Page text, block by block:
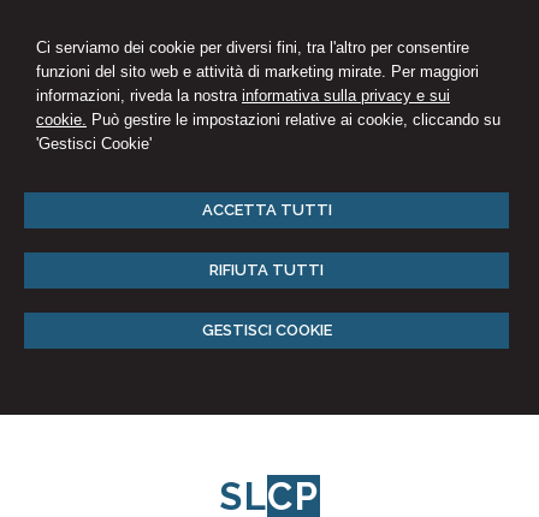
Ci serviamo dei cookie per diversi fini, tra l'altro per consentire
funzioni del sito web e attività di marketing mirate. Per maggiori
informazioni, riveda la nostra informativa sulla privacy e sui
cookie. Può gestire le impostazioni relative ai cookie, cliccando su
'Gestisci Cookie'
ACCETTA TUTTI
RIFIUTA TUTTI
GESTISCI COOKIE
SLCP